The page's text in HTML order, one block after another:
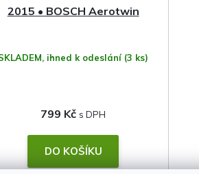
t
2015 • BOSCH Aerotwin
ihned k odeslání (3 ks)
799 Kč
DO KOŠÍKU